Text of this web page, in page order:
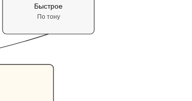
Быстрое
По тону